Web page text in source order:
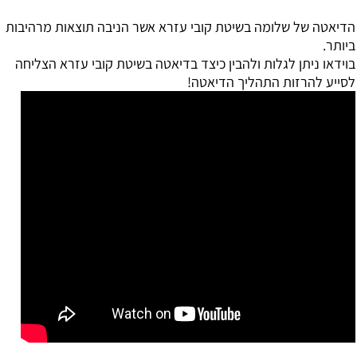
הדיאטה של שלומה בשיטת קובי עזרא אשר הניבה תוצאות מרהיבות
ביותר.
בוידאו ניתן לגלות ולהבין כיצד בדיאטה בשיטת קובי עזרא הצליחה
לסייע להרזות התהליך הדיאטה!